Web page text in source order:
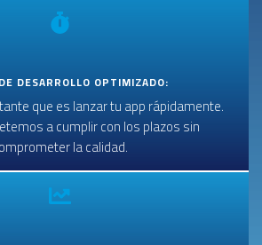
DESARROLLO OPTIMIZADO:
que es lanzar tu app rápidamente.
a cumplir con los plazos sin
la calidad.